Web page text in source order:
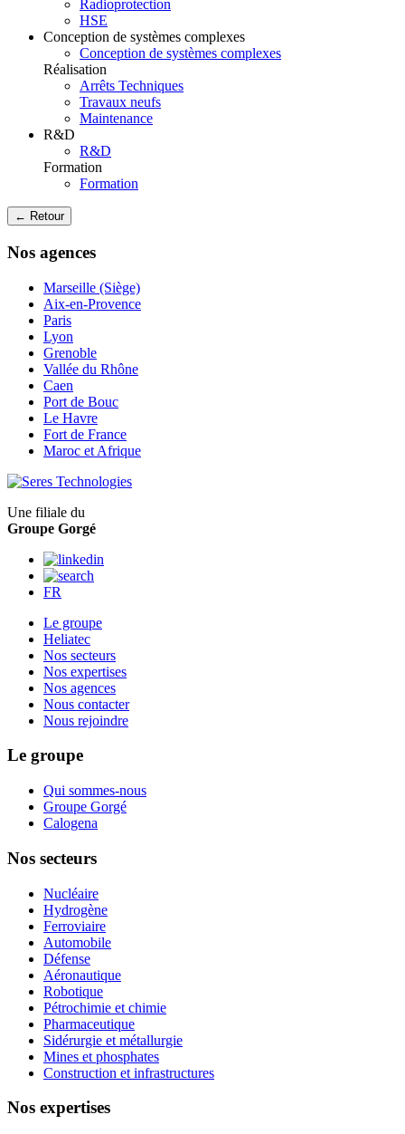
Radioprotection
HSE
Conception de systèmes complexes
Conception de systèmes complexes
Réalisation
Arrêts Techniques
Travaux neufs
Maintenance
R&D
R&D
Formation
Formation
← Retour
Nos agences
Marseille (Siège)
Aix-en-Provence
Paris
Lyon
Grenoble
Vallée du Rhône
Caen
Port de Bouc
Le Havre
Fort de France
Maroc et Afrique
Une filiale du
Groupe Gorgé
FR
Le groupe
Heliatec
Nos secteurs
Nos expertises
Nos agences
Nous contacter
Nous rejoindre
Le groupe
Qui sommes-nous
Groupe Gorgé
Calogena
Nos secteurs
Nucléaire
Hydrogène
Ferroviaire
Automobile
Défense
Aéronautique
Robotique
Pétrochimie et chimie
Pharmaceutique
Sidérurgie et métallurgie
Mines et phosphates
Construction et infrastructures
Nos expertises